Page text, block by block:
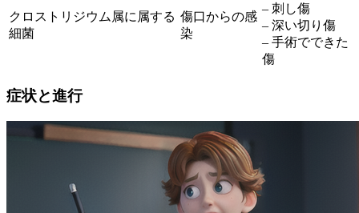
クロストリジウム属に属する
細菌
傷口からの感
染
– 刺し傷
– 深い切り傷
– 手術でできた
傷
症状と進行